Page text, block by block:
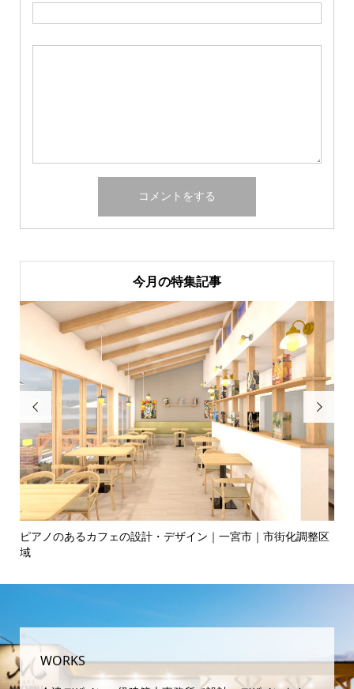
今月の特集記事

ピアノのあるカフェの設計・デザイン｜一宮市｜市街化調整区
域

WORKS